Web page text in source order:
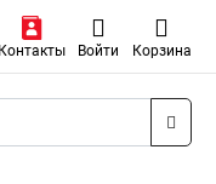
Контакты Войти Корзина